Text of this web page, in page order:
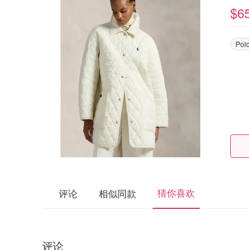
评论 相似同款 猜你喜欢
评论